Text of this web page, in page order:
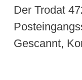
Der Trodat
Gescannt,